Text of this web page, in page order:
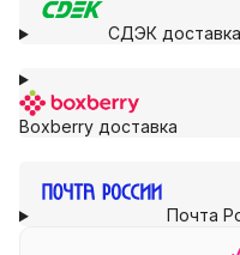
СДЭК доставка
Boxberry доставка
Почта